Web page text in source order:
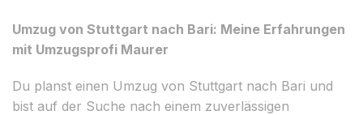
Umzug von Stuttgart nach Bari: Meine Erfahrungen
mit Umzugsprofi Maurer
Du planst einen Umzug von Stuttgart nach Bari und
bist auf der Suche nach einem zuverlässigen